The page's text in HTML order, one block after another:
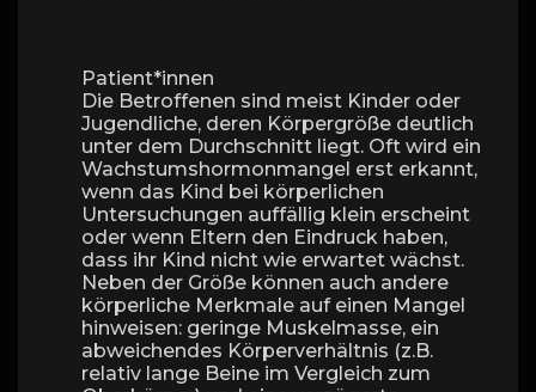
Patient*innen
Die Betroffenen sind meist Kinder oder
Jugendliche, deren Körpergröße deutlich
unter dem Durchschnitt liegt. Oft wird ein
Wachstumshormonmangel erst erkannt,
wenn das Kind bei körperlichen
Untersuchungen auffällig klein erscheint
oder wenn Eltern den Eindruck haben,
dass ihr Kind nicht wie erwartet wächst.
Neben der Größe können auch andere
körperliche Merkmale auf einen Mangel
hinweisen: geringe Muskelmasse, ein
abweichendes Körperverhältnis (z.B.
relativ lange Beine im Vergleich zum